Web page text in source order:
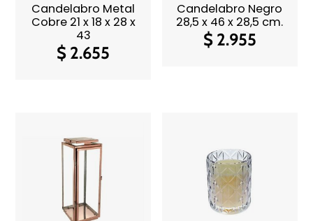
Candelabro Metal
Cobre 21 x 18 x 28 x
43
$ 2.655
Candelabro Negro
28,5 x 46 x 28,5 cm.
$2.955